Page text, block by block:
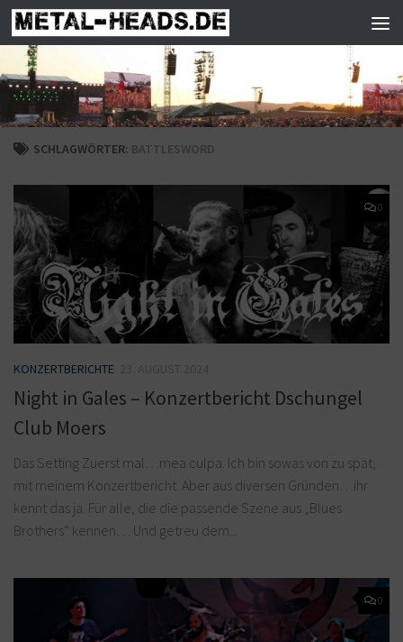
Zum Inhalt springen
SCHLAGWÖRTER: BATTLESWORD
0
KONZERTBERICHTE
Night in Gales – Konzertbericht Dschungel
Club Moers
Das Setting Zuerst mal…mea culpa. Ich bin sowas von zu spät,
mit meinem Konzertbericht. Aber aus diversen Gründen…ihr
kennt das ja. Für alle, die die passende Szene aus „Blues
Brothers“ kennen… Und getreu dem...
0